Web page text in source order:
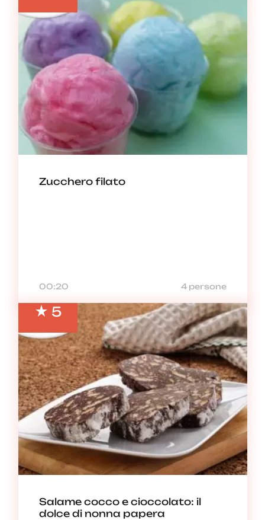
Zucchero filato
00:20 4 persone
5
Salame cocco e cioccolato: il
dolce di nonna papera